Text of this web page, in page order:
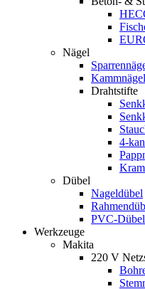
Nägel
Kammnägel
Drahtstifte
4-
Dübel
Nageldübel
PVC-Dübel
Werkzeuge
Makita
220 V